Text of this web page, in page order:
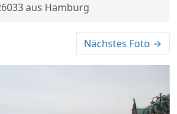
aus Hamburg
Nächstes Foto →